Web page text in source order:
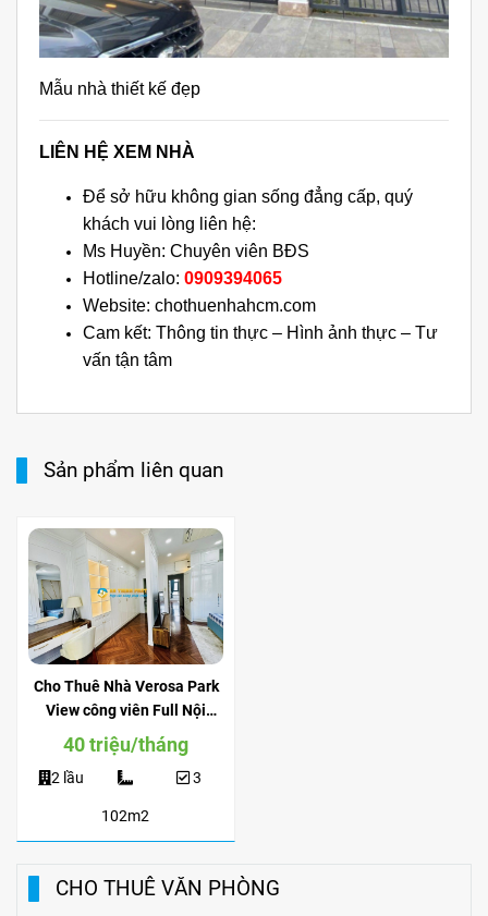
Mẫu nhà thiết kế đẹp
LIÊN HỆ XEM NHÀ
Để sở hữu không gian sống đẳng cấp, quý
khách vui lòng liên hệ:
Ms Huyền: Chuyên viên BĐS
Hotline/zalo: 0909394065
Website: chothuenhahcm.com
Cam kết: Thông tin thực – Hình ảnh thực – Tư
vấn tận tâm
Sản phẩm liên quan
Cho Thuê Nhà Verosa Park
View công viên Full Nội
Thất đẹp
40 triệu/tháng
2 lầu
102m2
3
CHO THUÊ VĂN PHÒNG